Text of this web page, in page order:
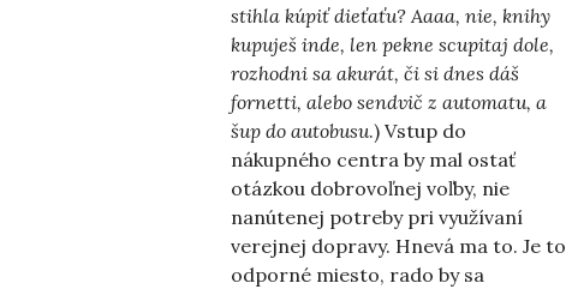
stihla kúpiť dieťaťu? Aaaa, nie, knihy
kupuješ inde, len pekne scupitaj dole,
rozhodni sa akurát, či si dnes dáš
fornetti, alebo sendvič z automatu, a
šup do autobusu.) Vstup do
nákupného centra by mal ostať
otázkou dobrovoľnej voľby, nie
nanútenej potreby pri využívaní
verejnej dopravy. Hnevá ma to. Je to
odporné miesto, rado by sa